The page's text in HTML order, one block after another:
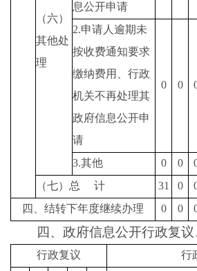
（六）
其他处
理
息公开申请
2.申请人逾期未
按收费通知要求
缴纳费用、行政
机关不再处理其
政府信息公开申
请
0 0
3.其他 0 0
（七）总
计 31 0
四、结转下年度继续办理
0 0
四、政府信息公开行政复
行政复议 行